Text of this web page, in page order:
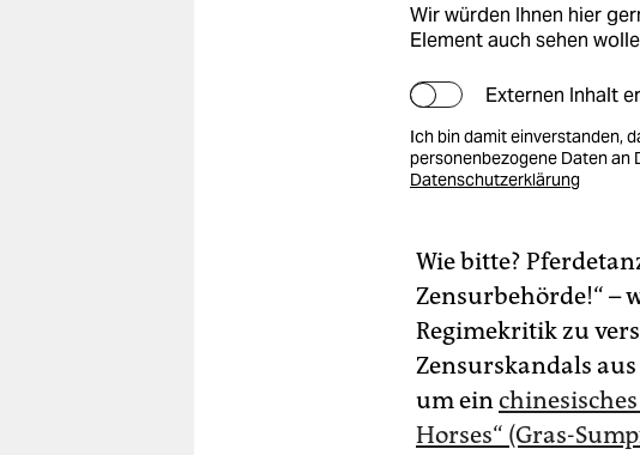
Wir würden Ihnen hier
Element auch sehen
Externen Inhalt
Ich bin damit einverstanden,
personenbezogene Daten
Datenschutzerklärung
Wie bitte?
Zensurbehörde!“ –
Regimekritik zu
Zensurskandals
um ein
Horses“ (Gras-